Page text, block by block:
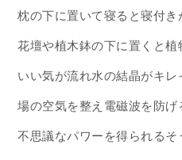
枕の下に置いて寝ると寝付き
花壇や植木鉢の下に置くと
いい気が流れ水の結晶がキ
場の空気を整え電磁波を防げ
不思議なパワーを得られるそ